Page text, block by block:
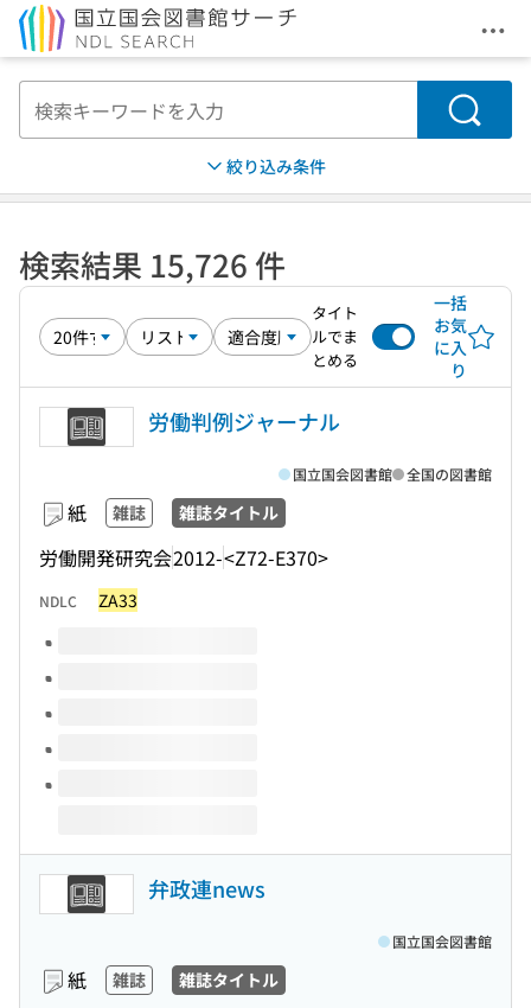
メ
検索
絞り込み条件
検索結果 15,726 件
タイト
ルでま
とめる
一括
お気
に入
り
労働判例ジャーナル
紙 雑誌 雑誌タイトル
労働開発研究会2012-<Z72-E370>
国立国会図書館 全国の図書館
NDLC ZA33
このタイトルの巻号
弁政連news
紙 雑誌 雑誌タイトル
国立国会図書館